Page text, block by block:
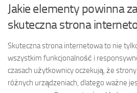
Jakie elementy powinna
skuteczna strona
Skuteczna strona internetowa to nie
wszystkim funkcjonalność i
czasach użytkownicy oczekują, że
różnych urządzeniach, dlatego ważne